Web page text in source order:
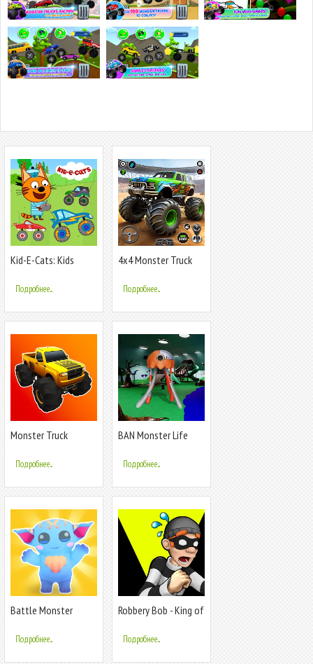
Kid-E-Cats: Kids
Подробнее...
4x4 Monster Truck
Подробнее...
Monster Truck
Подробнее...
BAN Monster Life
Подробнее...
Battle Monster
Подробнее...
Robbery Bob - King of
Подробнее...